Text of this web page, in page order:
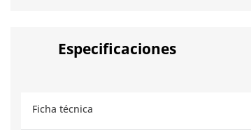
Especificaciones
Ficha técnica